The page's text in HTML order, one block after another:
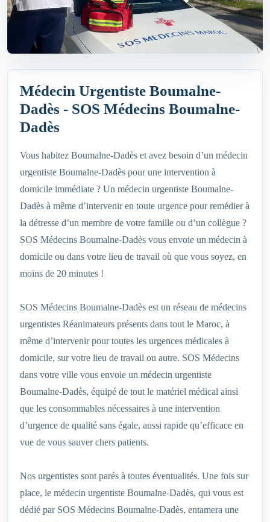
Médecin Urgentiste Boumalne-
Dadès - SOS Médecins Boumalne-
Dadès
Vous habitez Boumalne-Dadès et avez besoin d’un médecin
urgentiste Boumalne-Dadès pour une intervention à
domicile immédiate ? Un médecin urgentiste Boumalne-
Dadès à même d’intervenir en toute urgence pour remédier à
la détresse d’un membre de votre famille ou d’un collègue ?
SOS Médecins Boumalne-Dadès vous envoie un médecin à
domicile ou dans votre lieu de travail où que vous soyez, en
moins de 20 minutes !
SOS Médecins Boumalne-Dadès est un réseau de médecins
urgentistes Réanimateurs présents dans tout le Maroc, à
même d’intervenir pour toutes les urgences médicales à
domicile, sur votre lieu de travail ou autre. SOS Médecins
dans votre ville vous envoie un médecin urgentiste
Boumalne-Dadès, équipé de tout le matériel médical ainsi
que les consommables nécessaires à une intervention
d’urgence de qualité sans égale, aussi rapide qu’efficace en
vue de vous sauver chers patients.
Nos urgentistes sont parés à toutes éventualités. Une fois sur
place, le médecin urgentiste Boumalne-Dadès, qui vous est
dédié par SOS Médecins Boumalne-Dadès, entamera une